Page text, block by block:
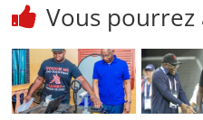
Vous pourrez